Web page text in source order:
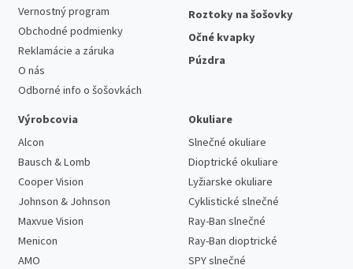
Vernostný program
Obchodné podmienky
Reklamácie a záruka
O nás
Odborné info o šošovkách
Roztoky na šošovky
Očné kvapky
Púzdra
Výrobcovia
Alcon
Bausch & Lomb
Cooper Vision
Johnson & Johnson
Maxvue Vision
Menicon
AMO
Okuliare
Slnečné okuliare
Dioptrické okuliare
Lyžiarske okuliare
Cyklistické slnečné
Ray-Ban slnečné
Ray-Ban dioptrické
SPY slnečné